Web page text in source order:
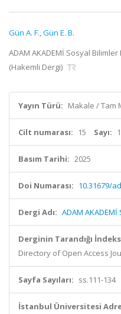
Gün A. F.,Gün E. B.
ADAM AKADEMİ Sosyal
(Hakemli Dergi)
Yayın Türü: Makale / Tam
Cilt numarası: 15 Sayı: 1
Basım Tarihi: 2025
Doi Numarası: 10.31679/
Dergi Adı: ADAM
Derginin Tarandığı
Directory of Open Access
Sayfa Sayıları: ss.111-134
İstanbul Üniversitesi